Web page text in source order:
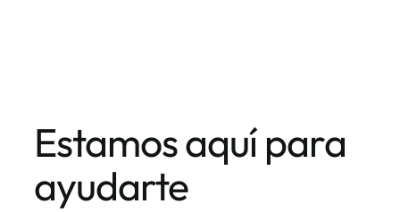
Estamos aquí para
ayudarte